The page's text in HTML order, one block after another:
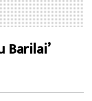
Barilai’